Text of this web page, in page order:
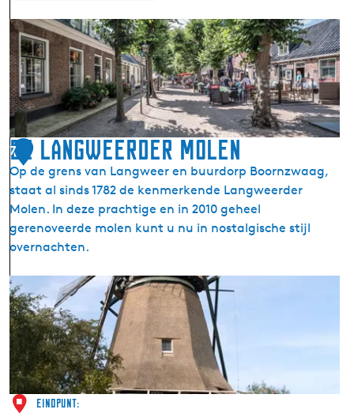
r
P
u
o
l
l
e
n
L
a
n
g
w
e
e
r
(
L
a
n
g
w
a
r
)
7
De Langweerder Molen
Op de grens van Langweer en buurdorp Boornzwaag,
staat al sinds 1782 de kenmerkende Langweerder
Molen. In deze prachtige en in 2010 geheel
gerenoveerde molen kunt u nu in nostalgische stijl
overnachten.
D
e
L
a
n
g
w
Eindpunt: